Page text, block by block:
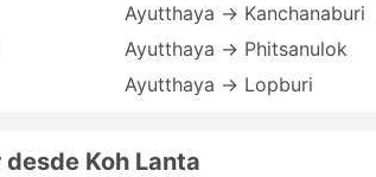
Ayutthaya → Kanchanaburi
Ayutthaya → Phitsanulok
Ayutthaya → Lopburi
Koh Lanta